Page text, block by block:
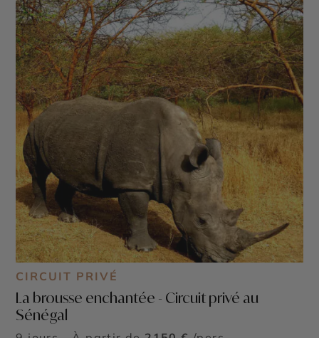
CIRCUIT PRIVÉ
La brousse enchantée - Circuit privé au
Sénégal